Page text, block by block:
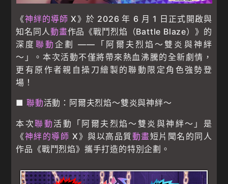
《神絆的導師 X》於 2026 年 6 月 1 日正式開啟與
知名同人動畫作品《戰鬥烈焰（Battle Blaze）》的
深度 聯動 企劃 ——「阿爾夫烈焰～雙炎與神絆
～」。本次活動不僅將帶來熱血沸騰的全新劇情，
更有原作者親自操刀繪製的聯動限定角色強勢登
場！
■ 聯動活動：阿爾夫烈焰～雙炎與神絆～
本次聯動 活動「阿爾夫烈焰～雙炎與神絆～」是
《神絆的導師 X》與以高品質動畫短片聞名的同人
作品《戰鬥烈焰》攜手打造的特別企劃。